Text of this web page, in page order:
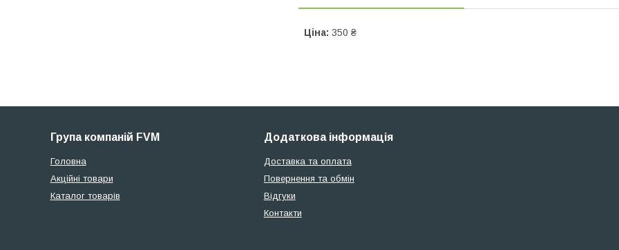
Ціна: 350 ₴
Група компаній FVM
Головна
Акційні товари
Каталог товарів
Додаткова інформація
Доставка та оплата
Повернення та обмін
Відгуки
Контакти